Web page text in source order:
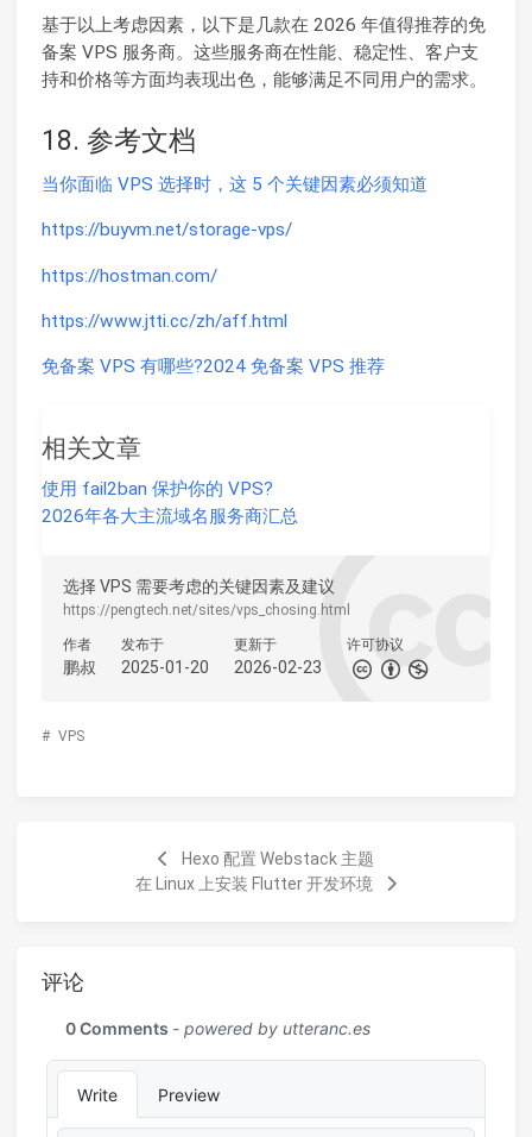
基于以上考虑因素，以下是几款在 2026 年值得推荐的免
备案 VPS 服务商。这些服务商在性能、稳定性、客户支
持和价格等方面均表现出色，能够满足不同用户的需求。
18. 参考文档
当你面临 VPS 选择时，这 5 个关键因素必须知道
https://buyvm.net/storage-vps/
https://hostman.com/
https://www.jtti.cc/zh/aff.html
免备案 VPS 有哪些?2024 免备案 VPS 推荐
相关文章
使用 fail2ban 保护你的 VPS?
2026年各大主流域名服务商汇总
选择 VPS 需要考虑的关键因素及建议
https://pengtech.net/sites/vps_chosing.html
作者
鹏叔
发布于
2025-01-20
更新于
2026-02-23
许可协议
# VPS
Hexo 配置 Webstack 主题
在 Linux 上安装 Flutter 开发环境
评论